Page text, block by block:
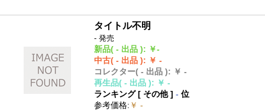
タイトル不明
- 発売
新品( - 出品 ): ￥-
中古( - 出品 ): ￥ -
コレクター( - 出品 ): ￥ -
再生品( - 出品 ): ￥ -
ランキング [ その他]- 位
参考価格: ￥ -